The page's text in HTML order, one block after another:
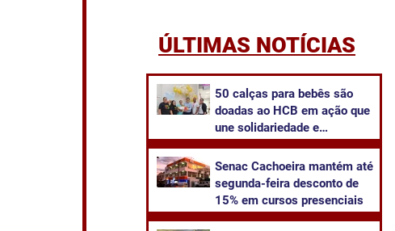
ÚLTIMAS NOTÍCIAS
50 calças para bebês são
doadas ao HCB em ação que
une solidariedade e
Senac Cachoeira mantém até
segunda-feira desconto de
15% em cursos presenciais